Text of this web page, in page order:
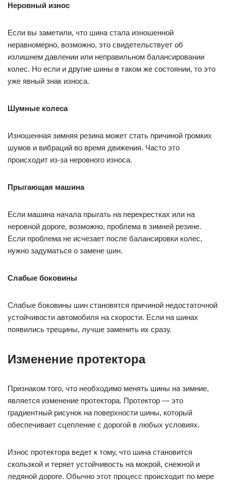
Неровный износ
Если вы заметили, что шина стала изношенной
неравномерно, возможно, это свидетельствует об
излишнем давлении или неправильном балансировании
колес. Но если и другие шины в таком же состоянии, то это
уже явный знак износа.
Шумные колеса
Изношенная зимняя резина может стать причиной громких
шумов и вибраций во время движения. Часто это
происходит из-за неровного износа.
Прыгающая машина
Если машина начала прыгать на перекрестках или на
неровной дороге, возможно, проблема в зимней резине.
Если проблема не исчезает после балансировки колес,
нужно задуматься о замене шин.
Слабые боковины
Слабые боковины шин становятся причиной недостаточной
устойчивости автомобиля на скорости. Если на шинах
появились трещины, лучше заменить их сразу.
Изменение протектора
Признаком того, что необходимо менять шины на зимние,
является изменение протектора. Протектор — это
градиентный рисунок на поверхности шины, который
обеспечивает сцепление с дорогой в любых условиях.
Износ протектора ведет к тому, что шина становится
скользкой и теряет устойчивость на мокрой, снежной и
ледяной дороге. Обычно этот процесс происходит по мере